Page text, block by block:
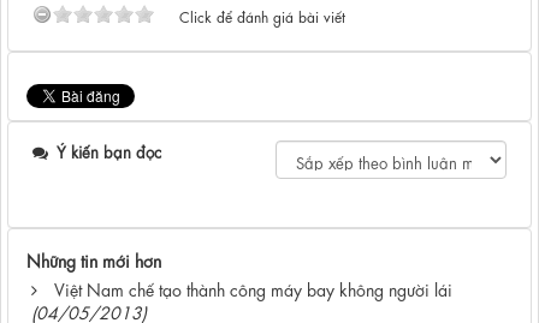
Click để đánh giá bài viết
Ý kiến bạn đọc
Những tin mới hơn
Việt Nam chế tạo thành công máy bay không người lái
(04/05/2013)